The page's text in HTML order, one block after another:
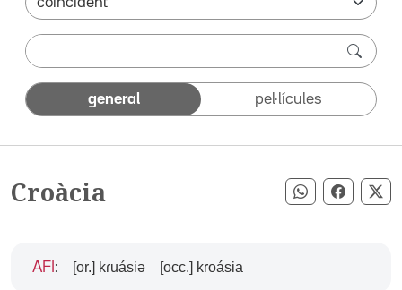
general pel·lícules
Croàcia Compartir
AFI : [or.] kɾuásiə [occ.] kɾoásia